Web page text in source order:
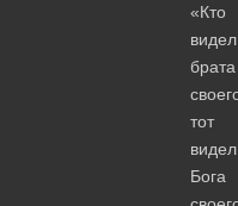
«Кто
видел
брата
тот
видел
Бога